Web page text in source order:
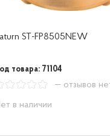
ST-FP8505NEW
товара: 71104
— отзывов
в наличии